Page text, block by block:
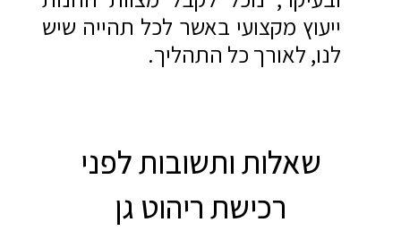
ייעוץ מקצועי באשר לכל תהייה שיש
לנו, לאורך כל התהליך.
שאלות ותשובות לפני
רכישת ריהוט גן